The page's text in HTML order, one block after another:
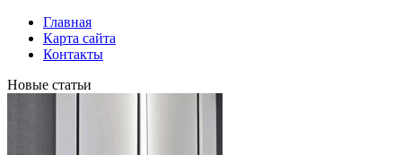
Главная
Карта сайта
Контакты
Новые статьи